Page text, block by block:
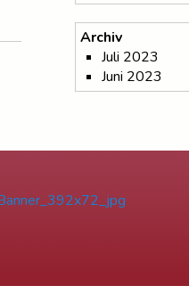
Archiv
Juli 2023
Juni 2023